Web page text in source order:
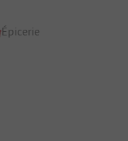
Épicerie